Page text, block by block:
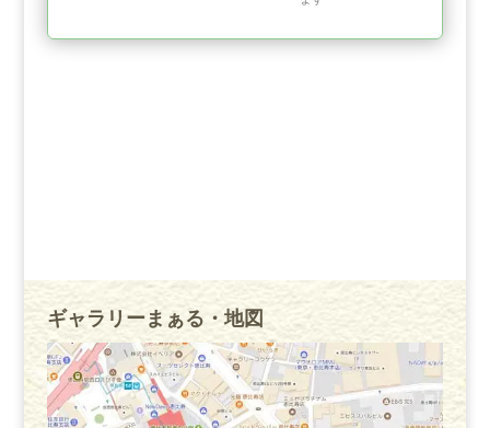
ギャラリーまぁる・地図